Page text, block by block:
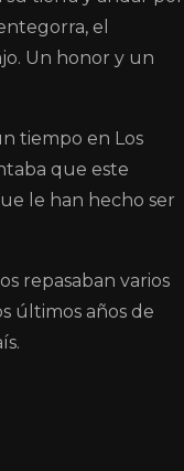
el
Un honor y un
tiempo en Los
que este
le han hecho ser
repasaban varios
últimos años de